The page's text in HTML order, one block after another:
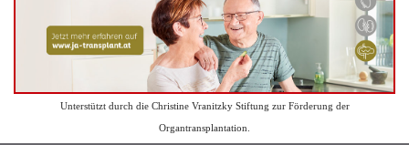
Unterstützt durch die Christine Vranitzky Stiftung zur Förderung der
Organtransplantation.